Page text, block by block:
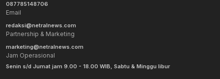
087785148706
Email
redaksi@netralnews.com
Partnership & Marketing
marketing@netralnews.com
Jam Operasional
Senin s/d Jumat jam 9.00 - 18.00 WIB, Sabtu & Minggu libur